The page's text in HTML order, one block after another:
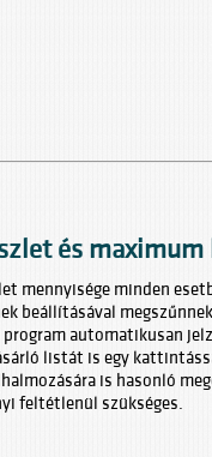
és maximum
mennyisége minden
beállításával
automatikusan
listát is egy
is hasonló
feltétlenül szükséges.